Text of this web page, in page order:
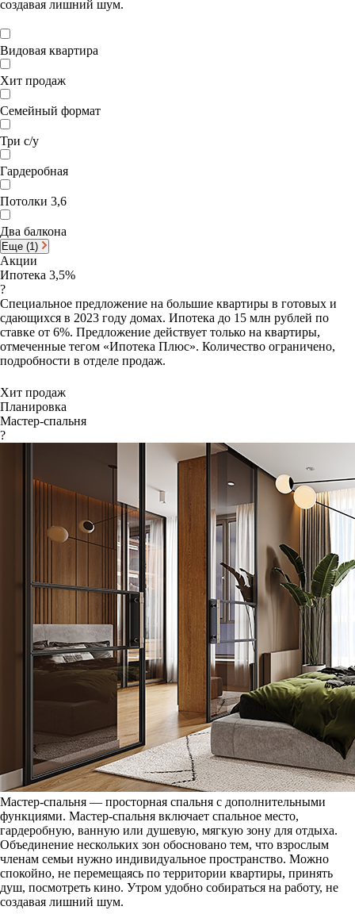
создавая лишний шум.
Видовая квартира
Хит продаж
Семейный формат
Три с/у
Гардеробная
Потолки 3,6
Два балкона
Еще (1)
Акции
Ипотека 3,5%
?
Специальное предложение на большие квартиры в готовых и
сдающихся в 2023 году домах. Ипотека до 15 млн рублей по
ставке от 6%. Предложение действует только на квартиры,
отмеченные тегом «Ипотека Плюс». Количество ограничено,
подробности в отделе продаж.
Хит продаж
Планировка
Мастер-спальня
?
Мастер-спальня — просторная спальня с дополнительными
функциями. Мастер-спальня включает спальное место,
гардеробную, ванную или душевую, мягкую зону для отдыха.
Объединение нескольких зон обосновано тем, что взрослым
членам семьи нужно индивидуальное пространство. Можно
спокойно, не перемещаясь по территории квартиры, принять
душ, посмотреть кино. Утром удобно собираться на работу, не
создавая лишний шум.